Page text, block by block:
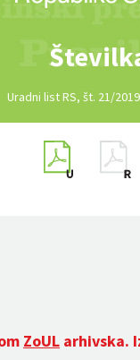
Uradni list RS, št. 21/
ZoUL arhivska.